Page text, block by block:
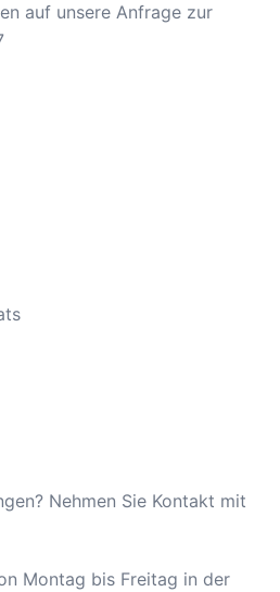
auf unsere Anfrage zur
Nehmen Sie Kontakt mit
Montag bis Freitag in der